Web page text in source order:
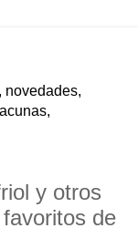
novedades,
y otros
de